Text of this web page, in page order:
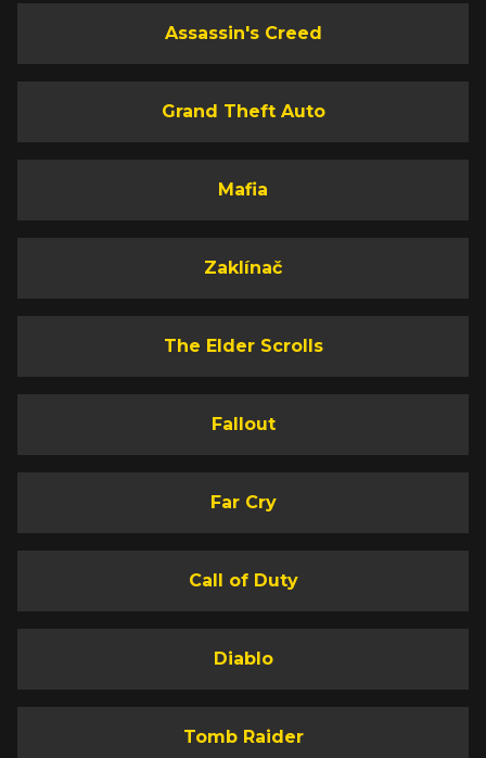
Assassin's Creed
Grand Theft Auto
Mafia
Zaklínač
The Elder Scrolls
Fallout
Far Cry
Call of Duty
Diablo
Tomb Raider